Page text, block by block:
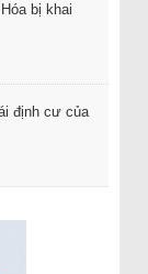
bị khai
định cư của